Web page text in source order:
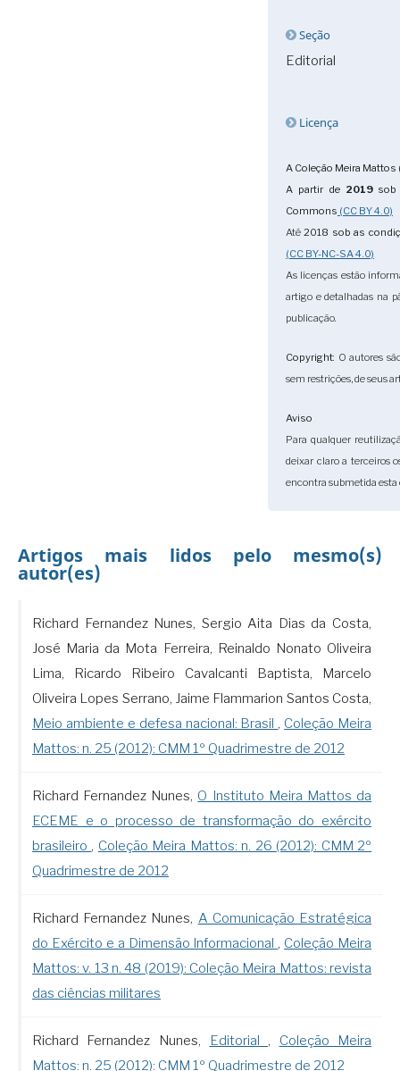
Seção
Editorial
Licença
A Coleção Meira Mattos
A partir de 2019sob
Commons (CC BY 4.0)
Até2018 sob as
(CC BY-NC-SA 4.0)
As licenças estão
artigo e detalhadas na
publicação.
Copyright: O autores
sem restrições, de seus
Aviso
Para qualquer
deixar claro a terceiros
encontra submetida esta
Artigos mais lidos pelo mesmo(s)
autor(es)
Richard Fernandez Nunes, Sergio Aita Dias da Costa,
José Maria da Mota Ferreira, Reinaldo Nonato Oliveira
Lima, Ricardo Ribeiro Cavalcanti Baptista, Marcelo
Oliveira Lopes Serrano, Jaime Flammarion Santos Costa,
Meio ambiente e defesa nacional: Brasil , Coleção Meira
Mattos: n. 25 (2012): CMM 1º Quadrimestre de 2012
Richard Fernandez Nunes, O Instituto Meira Mattos da
ECEME e o processo de transformação do exército
brasileiro , Coleção Meira Mattos: n. 26 (2012): CMM 2º
Quadrimestre de 2012
Richard Fernandez Nunes, A Comunicação Estratégica
do Exército e a Dimensão Informacional , Coleção Meira
Mattos: v. 13 n. 48 (2019): Coleção Meira Mattos: revista
das ciências militares
Richard Fernandez Nunes, Editorial , Coleção Meira
Mattos: n. 25 (2012): CMM 1º Quadrimestre de 2012